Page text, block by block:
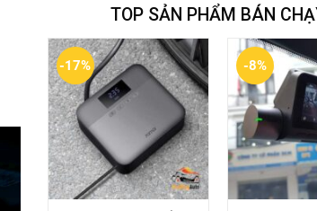
TOP SẢN PHẨM BÁN
-17% -8%